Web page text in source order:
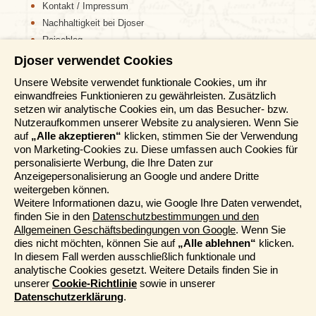
Am Nachmittag erreichen wir schließlich unsere
Unterkunft in der Region Sesriem. Um die kühlen
Morgenstunden zu nutzen, brechen wir früh auf in
Richtung Sossusvlei. Umgeben von einigen der
höchsten Sanddünender Welt, erstrahlt die Landschaft
in intensiven Orange- und Rottönen. Am bekanntesten
ist die „Dune 45“, deren rund 200 Meter hoher Aufstieg
anstrengend ist, jedoch mit einem unvergesslichen
Panoramablick über die Wüste belohnt.
Mit vielen unvergesslichen Eindrücken und zahlreichen
Fotos von unserer Reise durch Namibia, Botswana und
Simbabwe im Gepäck geht es für unsere Gruppe wieder
zurück nach Windhoek, wo wir am nächsten Tag unsere
Rückreise nach Frankfurt antreten.
Weitere Rundreisen im südlichen Afrika entdecken
Kontakt / Impressum
Nachhaltigkeit bei Djoser
Reiseblog
Informationen
Reisemessen
Häufig gestellte Fragen
AGB
Formblatt
Datenschutz
Informationstage
Unser Belgischer Partner
Unser Niederländischer Partner
Sitemap
Cookie-Richtlinie
Mehr entdecken
Djoser verwendet Cookies
Unsere Website verwendet funktionale Cookies, um ihr
einwandfreies Funktionieren zu gewährleisten. Zusätzlich
setzen wir analytische Cookies ein, um das Besucher- bzw.
Nutzeraufkommen unserer Website zu analysieren. Wenn Sie
auf „Alle akzeptieren“ klicken, stimmen Sie der Verwendung
von Marketing-Cookies zu. Diese umfassen auch Cookies für
personalisierte Werbung, die Ihre Daten zur
Anzeigepersonalisierung an Google und andere Dritte
weitergeben können.
Weitere Informationen dazu, wie Google Ihre Daten verwendet,
finden Sie in den Datenschutzbestimmungen und den
Allgemeinen Geschäftsbedingungen von Google. Wenn Sie
dies nicht möchten, können Sie auf „Alle ablehnen“ klicken.
In diesem Fall werden ausschließlich funktionale und
analytische Cookies gesetzt. Weitere Details finden Sie in
unserer Cookie-Richtlinie sowie in unserer
Datenschutzerklärung.